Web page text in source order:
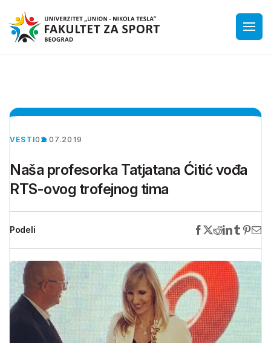
VESTI02.07.2019
Naša profesorka Tatjatana Ćitić vođa
RTS-ovog trofejnog tima
Podeli